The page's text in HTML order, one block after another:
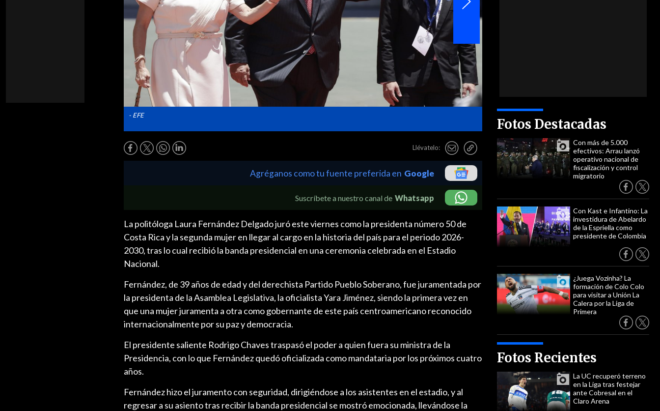
- EFE
Llévatelo:
Fotos Destacadas
Con más de 5.000
efectivos: Arrau lanzó
operativo nacional de
fiscalización y control
migratorio
Con Kast e Infantino: La
investidura de Abelardo
de la Espriella como
presidente de Colombia
¿Juega Vozinha? La
formación de Colo Colo
para visitar a Unión La
Calera por la Liga de
Primera
Fotos Recientes
La UC recuperó terreno
en la Liga tras festejar
ante Cobresal en el
Claro Arena
Agréganos como tu fuente preferida en Google
Suscríbete a nuestro canal de Whatsapp
La politóloga Laura Fernández Delgado juró este viernes como la presidenta número 50 de
Costa Rica y la segunda mujer en llegar al cargo en la historia del país para el periodo 2026-
2030, tras lo cual recibió la banda presidencial en una ceremonia celebrada en el Estadio
Nacional.
Fernández, de 39 años de edad y del derechista Partido Pueblo Soberano, fue juramentada por
la presidenta de la Asamblea Legislativa, la oficialista Yara Jiménez, siendo la primera vez en
que una mujer juramenta a otra como gobernante de este país centroamericano reconocido
internacionalmente por su paz y democracia.
El presidente saliente Rodrigo Chaves traspasó el poder a quien fuera su ministra de la
Presidencia, con lo que Fernández quedó oficializada como mandataria por los próximos cuatro
años.
Fernández hizo el juramento con seguridad, dirigiéndose a los asistentes en el estadio, y al
regresar a su asiento tras recibir la banda presidencial se mostró emocionada, llevándose la